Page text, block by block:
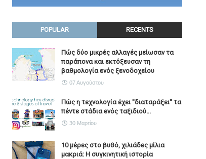
POPULAR RECENTS
Πώς δύο μικρές αλλαγές μείωσαν τα
παράπονα και εκτόξευσαν τη
βαθμολογία ενός ξενοδοχείου
07 Αυγούστου
Πώς η τεχνολογία έχει ''διαταράξει'' τα
πέντε στάδια ενός ταξιδιού...
30 Μαρτίου
10 μέρες στο βυθό, χιλιάδες μίλια
μακριά: Η συγκινητική ιστορία